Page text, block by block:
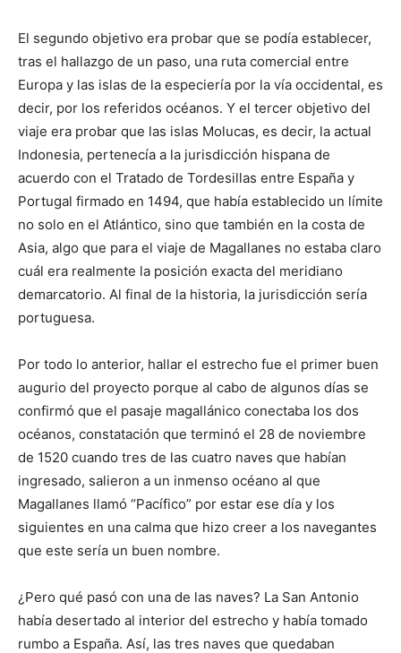
El segundo objetivo era probar que se podía establecer,
tras el hallazgo de un paso, una ruta comercial entre
Europa y las islas de la especiería por la vía occidental, es
decir, por los referidos océanos. Y el tercer objetivo del
viaje era probar que las islas Molucas, es decir, la actual
Indonesia, pertenecía a la jurisdicción hispana de
acuerdo con el Tratado de Tordesillas entre España y
Portugal firmado en 1494, que había establecido un límite
no solo en el Atlántico, sino que también en la costa de
Asia, algo que para el viaje de Magallanes no estaba claro
cuál era realmente la posición exacta del meridiano
demarcatorio. Al final de la historia, la jurisdicción sería
portuguesa.
Por todo lo anterior, hallar el estrecho fue el primer buen
augurio del proyecto porque al cabo de algunos días se
confirmó que el pasaje magallánico conectaba los dos
océanos, constatación que terminó el 28 de noviembre
de 1520 cuando tres de las cuatro naves que habían
ingresado, salieron a un inmenso océano al que
Magallanes llamó “Pacífico” por estar ese día y los
siguientes en una calma que hizo creer a los navegantes
que este sería un buen nombre.
¿Pero qué pasó con una de las naves? La San Antonio
había desertado al interior del estrecho y había tomado
rumbo a España. Así, las tres naves que quedaban